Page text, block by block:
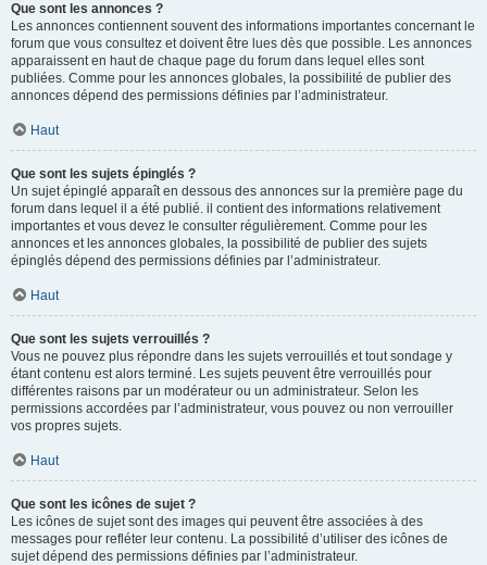
Que sont les annonces ?
Les annonces contiennent souvent des informations importantes concernant le
forum que vous consultez et doivent être lues dès que possible. Les annonces
apparaissent en haut de chaque page du forum dans lequel elles sont
publiées. Comme pour les annonces globales, la possibilité de publier des
annonces dépend des permissions définies par l’administrateur.
Haut
Que sont les sujets épinglés ?
Un sujet épinglé apparaît en dessous des annonces sur la première page du
forum dans lequel il a été publié. il contient des informations relativement
importantes et vous devez le consulter régulièrement. Comme pour les
annonces et les annonces globales, la possibilité de publier des sujets
épinglés dépend des permissions définies par l’administrateur.
Haut
Que sont les sujets verrouillés ?
Vous ne pouvez plus répondre dans les sujets verrouillés et tout sondage y
étant contenu est alors terminé. Les sujets peuvent être verrouillés pour
différentes raisons par un modérateur ou un administrateur. Selon les
permissions accordées par l’administrateur, vous pouvez ou non verrouiller
vos propres sujets.
Haut
Que sont les icônes de sujet ?
Les icônes de sujet sont des images qui peuvent être associées à des
messages pour refléter leur contenu. La possibilité d’utiliser des icônes de
sujet dépend des permissions définies par l’administrateur.